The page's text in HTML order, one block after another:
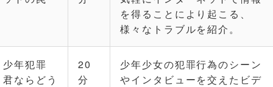
を得ることにより起こる、
様々なトラブルを紹介。
少年犯罪
君ならどう
20
分
少年少女の犯罪行為のシーン
やインタビューを交えたビデ